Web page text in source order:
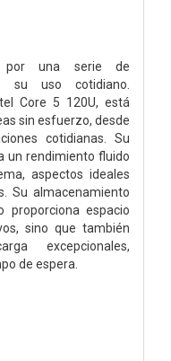
por una serie de
su uso cotidiano.
Core 5 120U, está
sin esfuerzo, desde
cotidianas. Su
un rendimiento fluido
aspectos ideales
Su almacenamiento
proporciona espacio
sino que también
excepcionales,
de espera.